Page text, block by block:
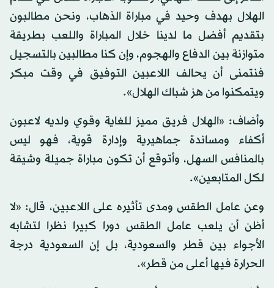
الهلال بهدف وحيد في مباراة الذهاب، ونحن مطالبون
بتقديم أفضل ما لدينا خلال المباراة واللعب بطريقة
متوازنة بين الدفاع والهجوم، وإن كنا مطالبين بالتسجيل
فنتمنى أن يحالف اللاعبين التوفيق في وقت مبكر
ويتمكنوا من هز شباك الهلال».
وأضاف: «الهلال فريق مميز للغاية وقوي ولديه لاعبون
أكفاء ومساندة جماهيرية وإدارة قوية، فهو ليس
بالمنافس السهل، وأتوقع أن تكون مباراة جميلة وشيقة
لكل المتابعين».
وعن عامل الطقس ومدى تأثيره على اللاعبين، قال: «لا
أظن أن يلعب عامل الطقس دورا كبيرا نظرا لتشابه
الأجواء بين قطر والسعودية، بل إن السعودية درجة
الحرارة فيها أعلى من قطر».